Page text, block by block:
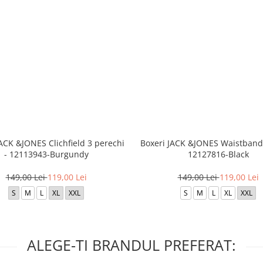
&JONES Clichfield 3 perechi
- 12113943-Burgundy
149,00 Lei119,00 Lei
S M L XL XXL
Boxeri JACK &JONES
12127816-Black
149,00 Lei119,00 Lei
S M L XL XXL
ALEGE-TI BRANDUL PREFERAT: